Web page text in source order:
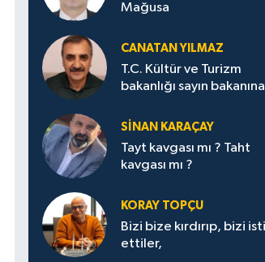
Mağusa
CANATAN YILMAZ
T.C. Kültür ve Turizm
bakanlığı sayın
SİNAN KARAÇAY
Tayt kavgası mı ? Taht
kavgası mı ?
KORAY TOPÇU
Bizi bize kırdırıp, bizi
ettiler,